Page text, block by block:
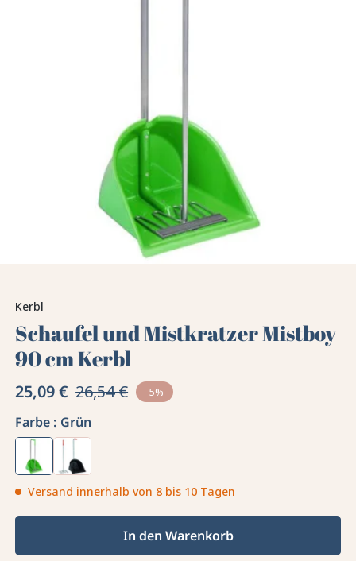
Kerbl
Schaufel und Mistkratzer Mistboy
90 cm Kerbl
25,09 € 26,54 € -5%
Farbe : Grün
Versand innerhalb von 8 bis 10 Tagen
In den Warenkorb